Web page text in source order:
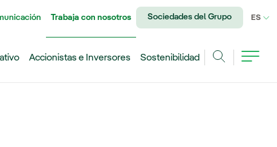
Trabaja con nosotros Sociedades del Grupo ES
Accionistas e Inversores
Sostenibilidad